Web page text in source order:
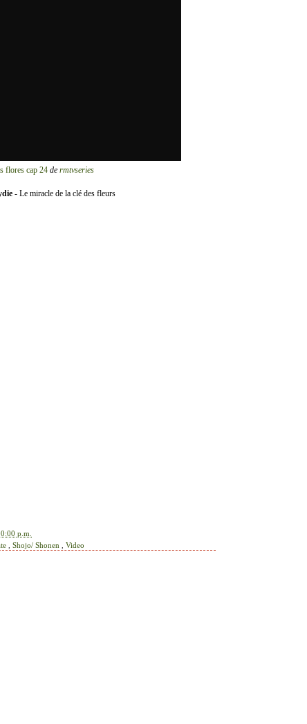
flores cap 24 de rmtvseries
- Le miracle de la clé des fleurs
p.m.
Shojo/ Shonen Video